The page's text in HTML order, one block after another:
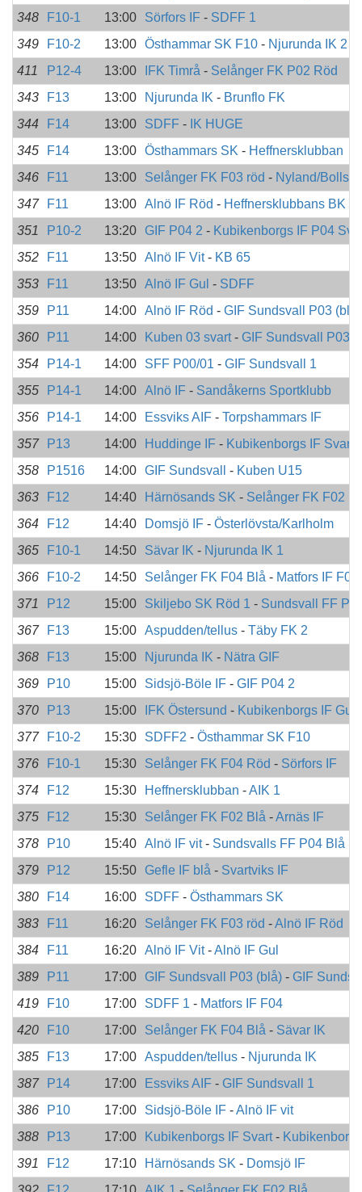
348
F10-1 13:00 Sörfors IF - SDFF 1
349
F10-2 13:00 Östhammar SK F10 - Njurunda IK 2
411
P12-4 13:00 IFK Timrå - Selånger FK P02 Röd
343
F13 13:00 Njurunda IK - Brunflo FK
344
F14 13:00 SDFF - IK HUGE
345
F14 13:00 Östhammars SK - Heffnersklubban
346
F11 13:00 Selånger FK F03 röd - Nyland/Bollsta
347
F11 13:00 Alnö IF Röd - Heffnersklubbans BK
351
P10-2 13:20 GIF P04 2 - Kubikenborgs IF P04
352
F11 13:50 Alnö IF Vit- KB 65
353
F11 13:50 Alnö IF Gul - SDFF
359
P11 14:00 Alnö IF Röd - GIF Sundsvall P03 (blå)
360
P11 14:00 Kuben 03 svart- GIF Sundsvall P03
354
P14-1 14:00 SFF P00/01 - GIF Sundsvall 1
355
P14-1 14:00 Alnö IF - Sandåkerns Sportklubb
356
P14-1 14:00 Essviks AIF - Torpshammars IF
357
P13 14:00 Huddinge IF - Kubikenborgs IF Svart
358
P1516 14:00 GIF Sundsvall - Kuben U15
363
F12 14:40 Härnösands SK - Selånger FK F02
364
F12 14:40 Domsjö IF - Österlövsta/Karlholm
365
F10-1 14:50 Sävar IK - Njurunda IK 1
366
F10-2 14:50 Selånger FK F04 Blå - Matfors IF F04
371
P12 15:00 Skiljebo SK Röd 1 - Sundsvall FF
367
F13 15:00 Aspudden/tellus - Täby FK 2
368
F13 15:00 Njurunda IK - Nätra GIF
369
P10 15:00 Sidsjö-Böle IF - GIF P04 2
370
P13 15:00 IFK Östersund - Kubikenborgs IF Gul
377
F10-2 15:30 SDFF2 - Östhammar SK F10
376
F10-1 15:30 Selånger FK F04 Röd - Sörfors IF
374
F12 15:30 Heffnersklubban -AIK 1
375
F12 15:30 Selånger FK F02 Blå -Arnäs IF
378
P10 15:40 Alnö IF vit- Sundsvalls FF P04 Blå
379
P12 15:50 Gefle IF blå - Svartviks IF
380
F14 16:00 SDFF - Östhammars SK
383
F11 16:20 Selånger FK F03 röd -Alnö IF Röd
384
F11 16:20 Alnö IF Vit-Alnö IF Gul
389
P11 17:00 GIF Sundsvall P03 (blå) - GIF
419
F10 17:00 SDFF 1 - Matfors IF F04
420
F10 17:00 Selånger FK F04 Blå - Sävar IK
385
F13 17:00 Aspudden/tellus - Njurunda IK
387
P14 17:00 Essviks AIF - GIF Sundsvall 1
386
P10 17:00 Sidsjö-Böle IF -Alnö IF vit
388
P13 17:00 Kubikenborgs IF Svart-
391
F12 17:10 Härnösands SK - Domsjö IF